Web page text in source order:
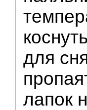
для
лапок